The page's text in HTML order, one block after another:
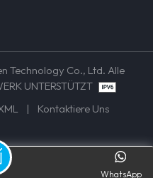
Technology Co., Ltd. Alle
UNTERSTÜTZT
|
Kontaktiere Uns
WhatsApp